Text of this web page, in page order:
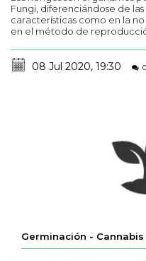
Fungi, diferenciándose de las
características como en la
en el método de
08 Jul 2020, 19:30
Germinación -